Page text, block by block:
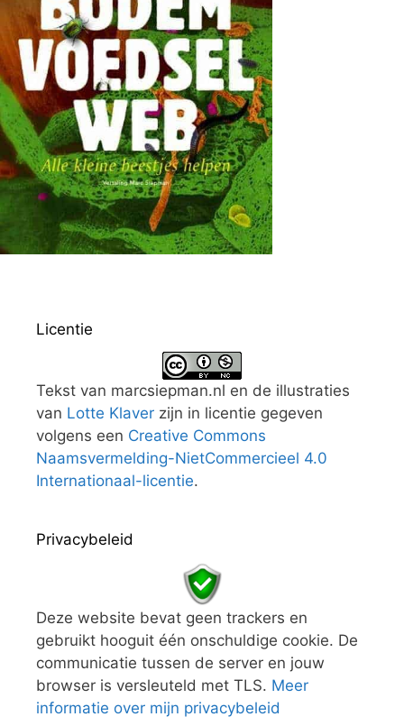
Licentie
Tekst van marcsiepman.nl en de illustraties
van Lotte Klaver zijn in licentie gegeven
volgens een Creative Commons
Naamsvermelding-NietCommercieel 4.0
Internationaal-licentie.
Privacybeleid
Deze website bevat geen trackers en
gebruikt hooguit één onschuldige cookie. De
communicatie tussen de server en jouw
browser is versleuteld met TLS. Meer
informatie over mijn privacybeleid